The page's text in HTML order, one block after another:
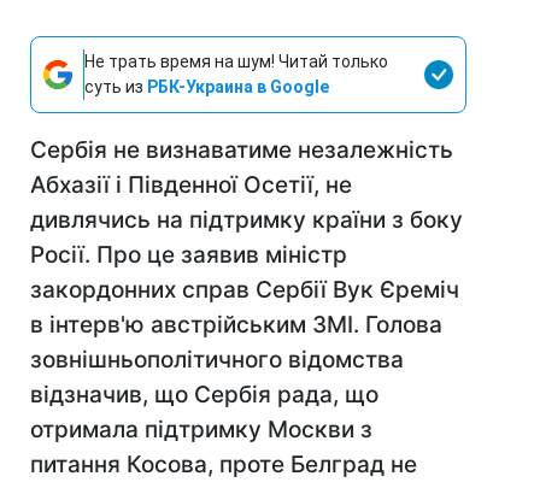
Не трать время на шум! Читай только
суть из РБК-Украина в Google
Сербія не визнаватиме незалежність
Абхазії і Південної Осетії, не
дивлячись на підтримку країни з боку
Росії. Про це заявив міністр
закордонних справ Сербії Вук Єреміч
в інтерв'ю австрійським ЗМІ. Голова
зовнішньополітичного відомства
відзначив, що Сербія рада, що
отримала підтримку Москви з
питання Косова, проте Белград не